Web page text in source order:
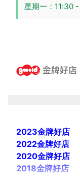
星期一：11:30
2023金牌好店
2022金牌好店
2020金牌好店
2018金牌好店